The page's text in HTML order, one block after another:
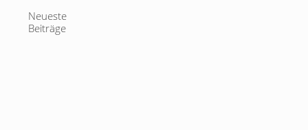
Neueste
Beiträge